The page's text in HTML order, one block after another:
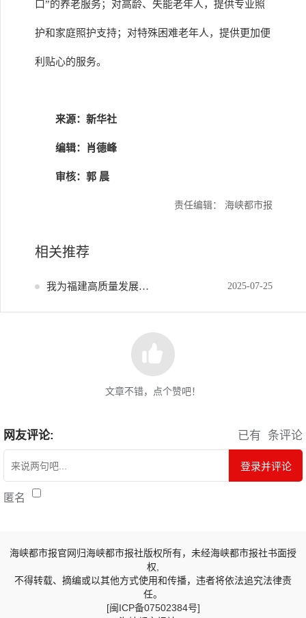
口”的养老服务；对高龄、失能老年人，提供专业照
护和家庭照护支持；对特殊困难老年人，提供更加便
利贴心的服务。
来源：新华社
编辑：肖德峰
审核：郭 晨
责任编辑： 海峡都市报
相关推荐
我为福建高质量发展献策 2025-07-25
文章不错，点个赞吧！
网友评论: 已有 条评论
登录并评论
匿名
海峡都市报官网归海峡都市报社版权所有，未经海峡都市报社书面授
权,
不得转载、摘编或以其他方式使用和传播，违者将依法追究法律责
任。
[闽ICP备07502384号]